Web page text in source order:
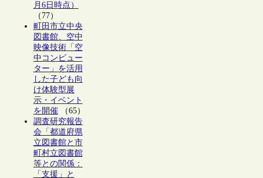
月6日時点）
（77）
町田市立中央
図書館、空中
映像技術「空
中コンピュー
ター」を活用
した子ども向
け体験型展
示・イベント
を開催（65）
調査研究報告
会「都道府県
立図書館と市
町村立図書館
等との関係：
「支援」と